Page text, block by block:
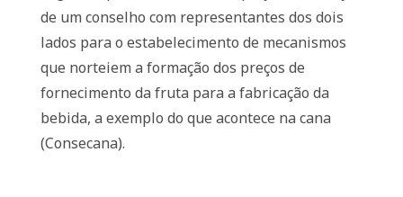
de um conselho com representantes dos dois
lados para o estabelecimento de mecanismos
que norteiem a formação dos preços de
fornecimento da fruta para a fabricação da
bebida, a exemplo do que acontece na cana
(Consecana).